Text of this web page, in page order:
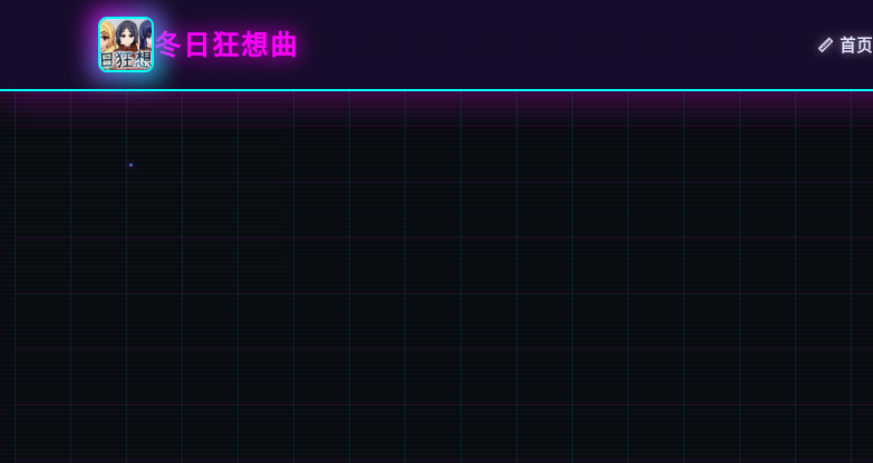
冬日狂想曲 📏 首页